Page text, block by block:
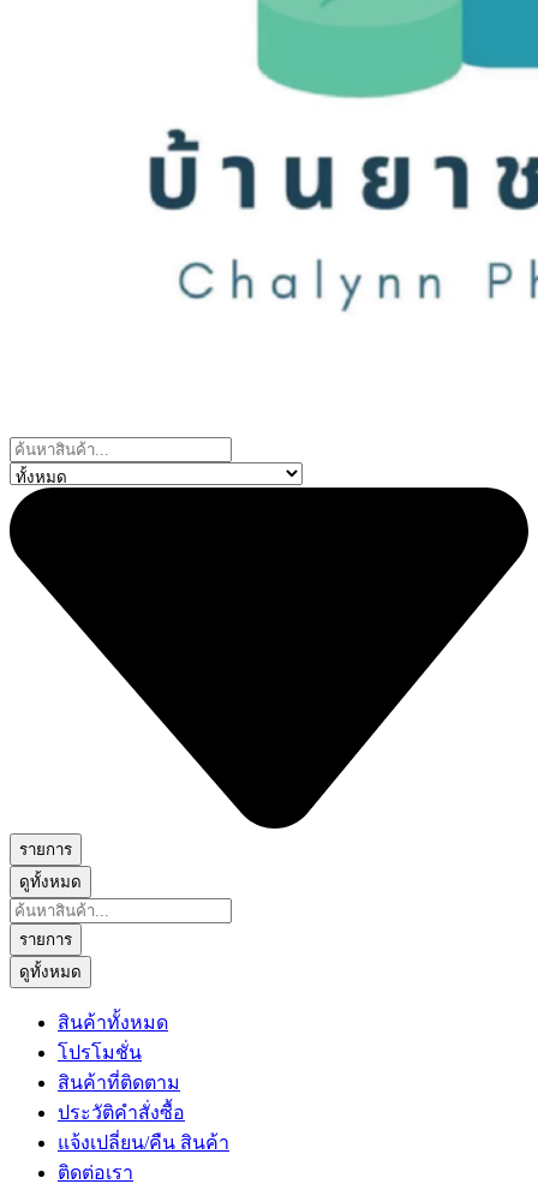
Search
...
รายการ
ดูทั้งหมด
Search
...
รายการ
ดูทั้งหมด
สินค้าทั้งหมด
โปรโมชั่น
สินค้าที่ติดตาม
ประวัติคำสั่งซื้อ
แจ้งเปลี่ยน/คืน สินค้า
ติดต่อเรา